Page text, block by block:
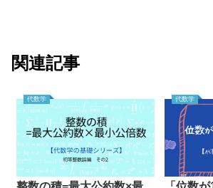
関連記事
代数学 代数学